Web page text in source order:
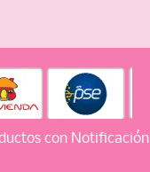
con Notificación